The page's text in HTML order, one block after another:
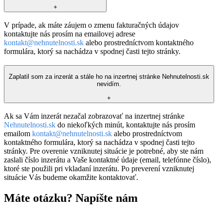
+
V prípade, ak máte záujem o zmenu fakturačných údajov
kontaktujte nás prosím na emailovej adrese
kontakt@nehnutelnosti.sk alebo prostredníctvom kontaktného
formulára, ktorý sa nachádza v spodnej časti tejto stránky.
Zaplatil som za inzerát a stále ho na inzertnej stránke Nehnutelnosti.sk
nevidím.
+
Ak sa Vám inzerát nezačal zobrazovať na inzertnej stránke
Nehnutelnosti.sk do niekoľkých minút, kontaktujte nás prosím
emailom kontakt@nehnutelnosti.sk alebo prostredníctvom
kontaktného formulára, ktorý sa nachádza v spodnej časti tejto
stránky. Pre overenie vzniknutej situácie je potrebné, aby ste nám
zaslali číslo inzerátu a Vaše kontaktné údaje (email, telefónne číslo),
ktoré ste použili pri vkladaní inzerátu. Po preverení vzniknutej
situácie Vás budeme okamžite kontaktovať.
Máte otázku? Napíšte nám